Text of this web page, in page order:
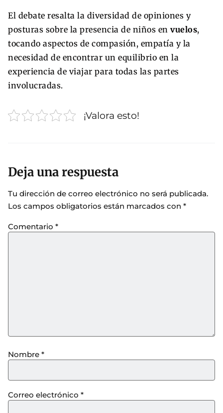
El debate resalta la diversidad de opiniones y
posturas sobre la presencia de niños en vuelos,
tocando aspectos de compasión, empatía y la
necesidad de encontrar un equilibrio en la
experiencia de viajar para todas las partes
involucradas.
¡Valora esto!
Deja una respuesta
Tu dirección de correo electrónico no será publicada.
Los campos obligatorios están marcados con *
Comentario *
Nombre *
Correo electrónico *